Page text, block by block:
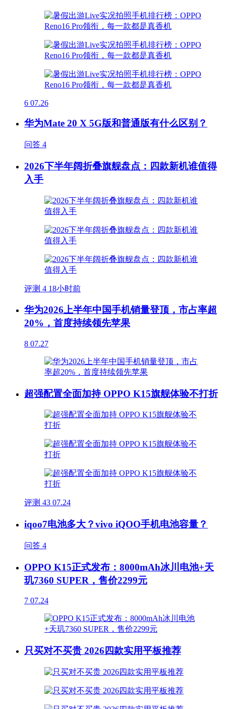
6 07.26
华为Mate 20 X 5G版和普通版有什么区别？
问答 4
2026下半年阔折叠旗舰盘点：四款新机谁值得
入手
评测 4 18小时前
华为2026上半年中国手机销量登顶，市占率超
20%，首度持续领先苹果
8 07.27
超强配置全面加持 OPPO K15旗舰体验不打折
评测 43 07.24
iqoo7电池多大？vivo iQOO手机电池容量？
问答 4
OPPO K15正式发布：8000mAh冰川电池+天
玑7360 SUPER，售价2299元
7 07.24
只买对不买贵 2026四款实用平板推荐